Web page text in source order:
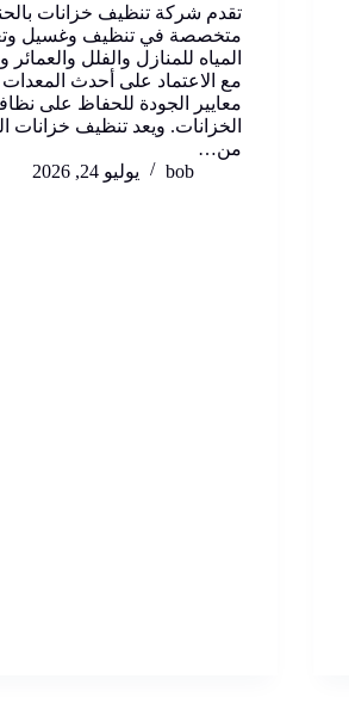
تقدم شركة تنظيف خزانات
متخصصة في تنظيف وغسيل
المياه للمنازل والفلل والعمائر
مع الاعتماد على أحدث المعدات
معايير الجودة للحفاظ على
الخزانات. ويعد تنظيف خزانات
من…
bob
يوليو 24, 2026